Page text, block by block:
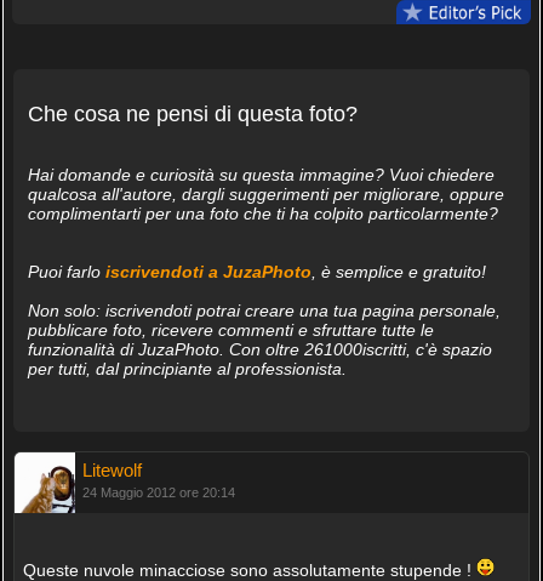
Che cosa ne pensi di questa foto?
Hai domande e curiosità su questa immagine? Vuoi chiedere
qualcosa all'autore, dargli suggerimenti per migliorare, oppure
complimentarti per una foto che ti ha colpito particolarmente?
Puoi farlo iscrivendoti a JuzaPhoto , è semplice e gratuito!
Non solo: iscrivendoti potrai creare una tua pagina personale,
pubblicare foto, ricevere commenti e sfruttare tutte le
funzionalità di JuzaPhoto. Con oltre 261000iscritti, c'è spazio
per tutti, dal principiante al professionista.
Litewolf
24 Maggio 2012 ore 20:14
Queste nuvole minacciose sono assolutamente stupende !